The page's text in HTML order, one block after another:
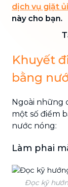
dịch vụ giặt ủi
này cho bạn.
Khuyết
bằng
Ngoài những
một số điểm
nước nóng:
Làm phai
Đọc kỹ